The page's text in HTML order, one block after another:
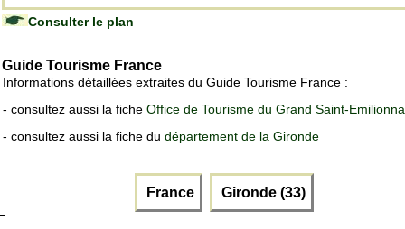
Consulter le plan
Guide Tourisme France
Informations détaillées extraites du Guide Tourisme France :
- consultez aussi la fiche Office de Tourisme du Grand Saint-
- consultez aussi la fiche du département de la Gironde
France Gironde (33)